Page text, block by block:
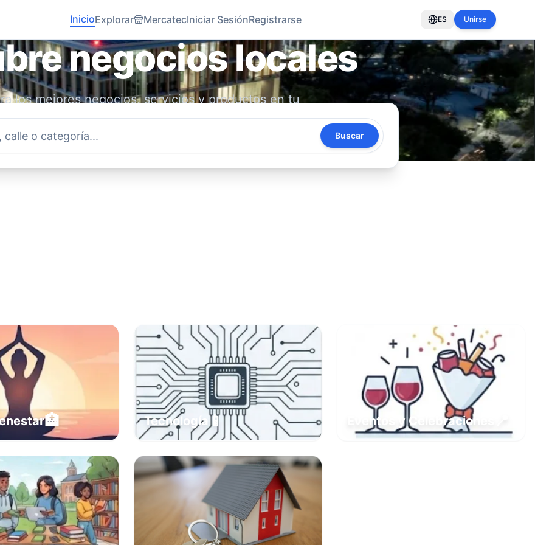
InicioExplorar MercatecIniciar SesiónRegistrarse ES Unirse
negocios locales
los mejores negocios, servicios y productos en tu
Conecta con emprendedores locales y apoya tu
Buscar
🏥 Tecnología 📱 Eventos y Celebraciones